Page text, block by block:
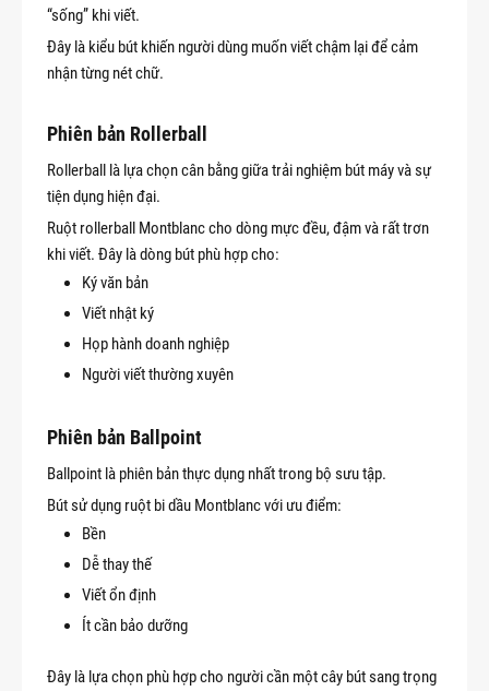
“sống” khi viết.
Đây là kiểu bút khiến người dùng muốn viết chậm lại để cảm
nhận từng nét chữ.
Phiên bản Rollerball
Rollerball là lựa chọn cân bằng giữa trải nghiệm bút máy và sự
tiện dụng hiện đại.
Ruột rollerball Montblanc cho dòng mực đều, đậm và rất trơn
khi viết. Đây là dòng bút phù hợp cho:
Ký văn bản
Viết nhật ký
Họp hành doanh nghiệp
Người viết thường xuyên
Phiên bản Ballpoint
Ballpoint là phiên bản thực dụng nhất trong bộ sưu tập.
Bút sử dụng ruột bi dầu Montblanc với ưu điểm:
Bền
Dễ thay thế
Viết ổn định
Ít cần bảo dưỡng
Đây là lựa chọn phù hợp cho người cần một cây bút sang trọng